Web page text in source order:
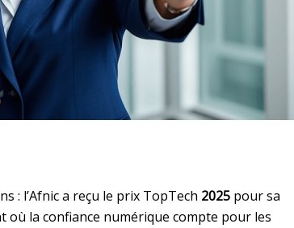
: l’Afnic a reçu le prix TopTech 2025 pour sa
où la confiance numérique compte pour les